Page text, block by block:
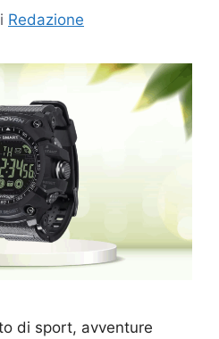
Redazione
di sport, avventure